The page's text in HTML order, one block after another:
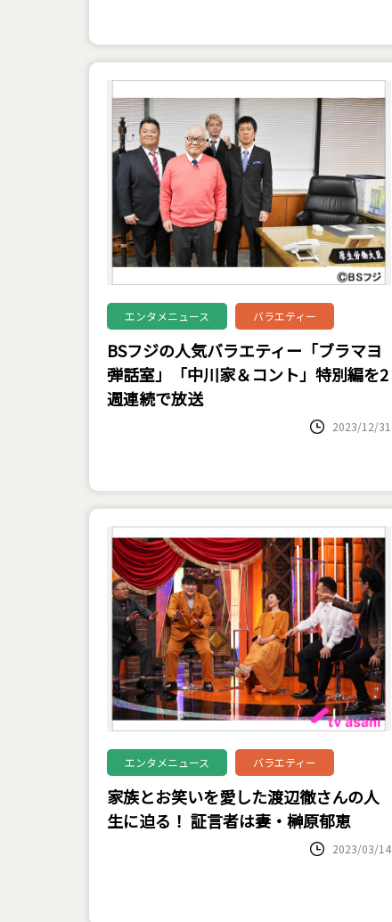
エンタメニュース バラエティー
BSフジの人気バラエティー「ブラマヨ
弾話室」「中川家＆コント」特別編を2
週連続で放送
2023/12/31
エンタメニュース バラエティー
家族とお笑いを愛した渡辺徹さんの人
生に迫る！ 証言者は妻・榊原郁恵
2023/03/14